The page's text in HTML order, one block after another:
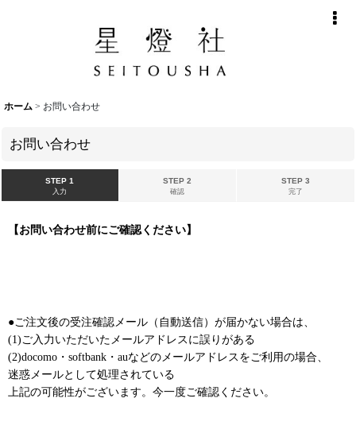
ホーム > お問い合わせ
お問い合わせ
STEP 1
入力
STEP 2
確認
STEP 3
完了
【お問い合わせ前にご確認ください】
●ご注文後の受注確認メール（自動送信）が届かない場合は、
(1)ご入力いただいたメールアドレスに誤りがある
(2)docomo・softbank・auなどのメールアドレスをご利用の場合、
迷惑メールとして処理されている
上記の可能性がございます。今一度ご確認ください。